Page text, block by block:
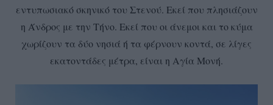
εντυπωσιακό σκηνικό του Στενού. Εκεί που πλησιάζουν
η Άνδρος με την Τήνο. Εκεί που οι άνεμοι και το κύμα
χωρίζουν τα δύο νησιά ή τα φέρνουν κοντά, σε λίγες
εκατοντάδες μέτρα, είναι η Αγία Μονή.